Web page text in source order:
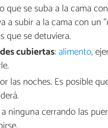
que se suba a la cama
a subir a la cama con un
que se detuviera.
cubiertas:alimento,
las noches. Es posible
ninguna cerrando las